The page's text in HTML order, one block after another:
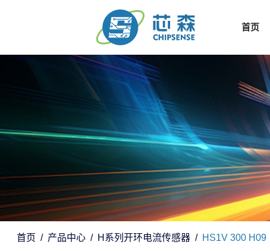
首页
首页 产品中心 H系列开环电流传感器 HS1V 300 H09